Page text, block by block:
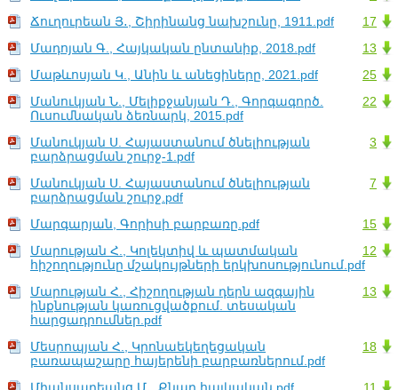
17
Ճուղուրեան Յ․, Շիրինանց նախշունը, 1911.pdf
13
Մադոյան Գ., Հայկական ընտանիք, 2018.pdf
25
Մաթևոսյան Կ., Անին և անեցիները, 2021.pdf
22
Մանուկյան Ն., Մելիքջանյան Դ., Գորգագործ.
Ուսումնական ձեռնարկ, 2015.pdf
3
Մանուկյան Ս. Հայաստանում ծնելիության
բարձրացման շուրջ-1.pdf
7
Մանուկյան Ս. Հայաստանում ծնելիության
բարձրացման շուրջ.pdf
15
Մարգարյան, Գորիսի բարբառը.pdf
12
Մարության Հ., Կոլեկտիվ և պատմական
հիշողությունը մշակույթների երկխոսությունում.pdf
13
Մարության Հ., Հիշողության դերն ազգային
ինքնության կառուցվածքում. տեսական
հարցադրումներ.pdf
18
Մեսրոպյան Հ., Կրոնաեկեղեցական
բառապաշարը հայերենի բարբառներում.pdf